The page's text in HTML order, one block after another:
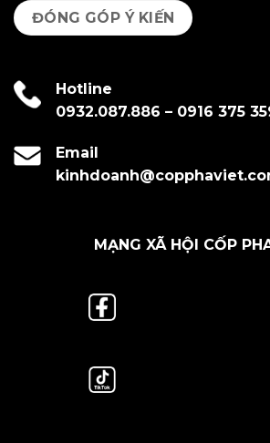
ĐÓNG GÓP Ý KIẾN
Hotline
0932.087.886 – 0916 375
Email
MẠNG XÃ HỘI CỐP